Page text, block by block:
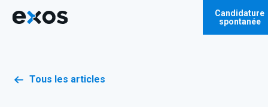
Candidature
spontanée
Tous les articles